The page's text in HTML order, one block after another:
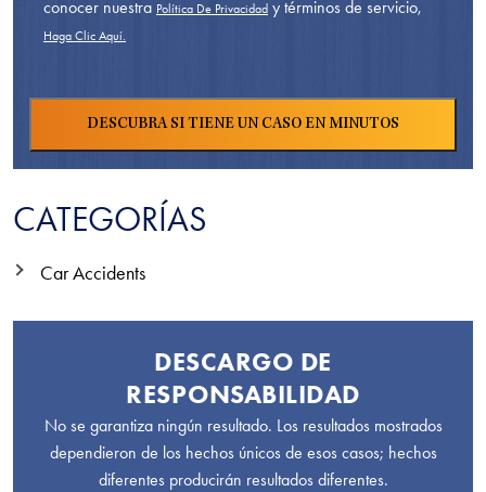
conocer nuestra Política De Privacidad y términos de servicio,
Haga Clic Aquí.
CATEGORÍAS
Car Accidents
DESCARGO DE
RESPONSABILIDAD
No se garantiza ningún resultado. Los resultados mostrados
dependieron de los hechos únicos de esos casos; hechos
diferentes producirán resultados diferentes.